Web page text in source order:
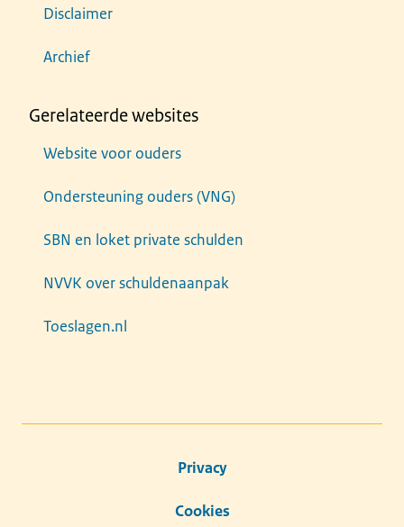
Disclaimer
Archief
Gerelateerde websites
Website voor ouders
Ondersteuning ouders (VNG)
SBN en loket private schulden
NVVK over schuldenaanpak
Toeslagen.nl
Privacy
Cookies